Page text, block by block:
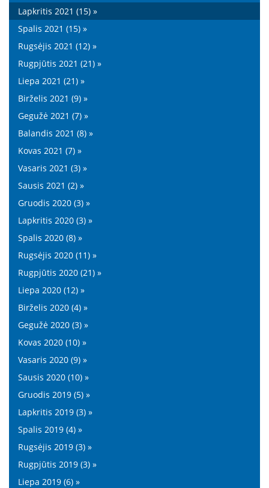
Lapkritis 2021 (15) »
Spalis 2021 (15) »
Rugsėjis 2021 (12) »
Rugpjūtis 2021 (21) »
Liepa 2021 (21) »
Birželis 2021 (9) »
Gegužė 2021 (7) »
Balandis 2021 (8) »
Kovas 2021 (7) »
Vasaris 2021 (3) »
Sausis 2021 (2) »
Gruodis 2020 (3) »
Lapkritis 2020 (3) »
Spalis 2020 (8) »
Rugsėjis 2020 (11) »
Rugpjūtis 2020 (21) »
Liepa 2020 (12) »
Birželis 2020 (4) »
Gegužė 2020 (3) »
Kovas 2020 (10) »
Vasaris 2020 (9) »
Sausis 2020 (10) »
Gruodis 2019 (5) »
Lapkritis 2019 (3) »
Spalis 2019 (4) »
Rugsėjis 2019 (3) »
Rugpjūtis 2019 (3) »
Liepa 2019 (6) »